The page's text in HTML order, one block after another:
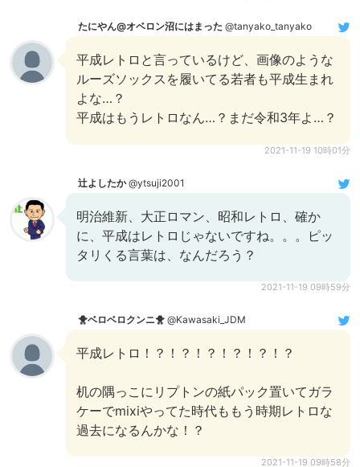
たにやん@オベロン沼にはまった @tanyako_tanyako
平成レトロと言っているけど、画像のような
ルーズソックスを履いてる若者も平成生まれ
よな…？
平成はもうレトロなん…？まだ令和3年よ…？
2021-11-19 10時01分
辻よしたか@ytsuji2001
明治維新、大正ロマン、昭和レトロ、確か
に、平成はレトロじゃないですね。。。ピッ
タリくる言葉は、なんだろう？
2021-11-19 09時59分
🐥ベロベロクンニ🐥 @Kawasaki_JDM
平成レトロ！？！？！？！？！？！？
机の隅っこにリプトンの紙パック置いてガラ
ケーでmixiやってた時代ももう時期レトロな
過去になるんかな！？
2021-11-19 09時58分